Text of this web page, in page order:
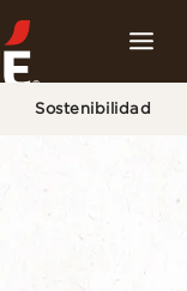
Sostenibilidad